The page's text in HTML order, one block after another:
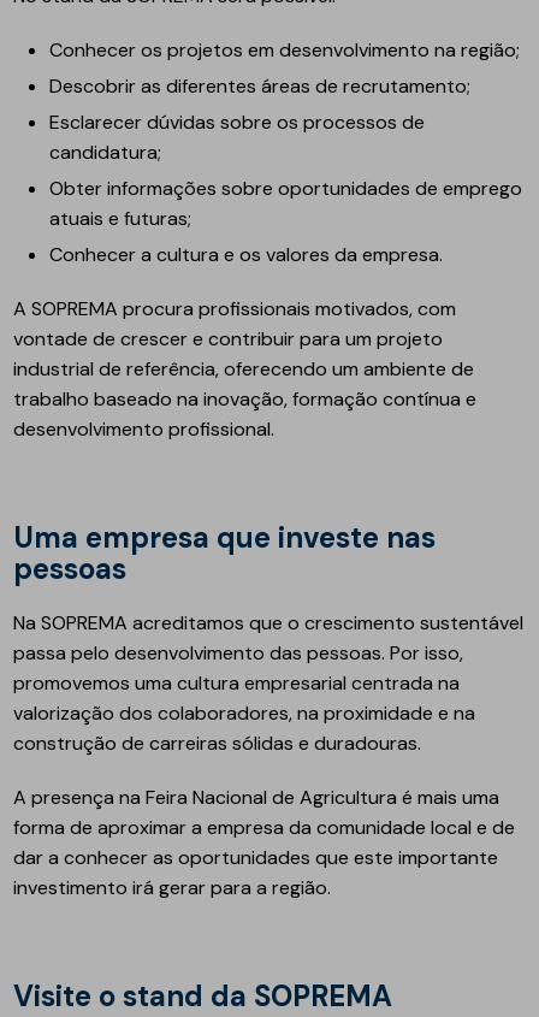
Conhecer os projetos em desenvolvimento na região;
Descobrir as diferentes áreas de recrutamento;
Esclarecer dúvidas sobre os processos de
candidatura;
Obter informações sobre oportunidades de emprego
atuais e futuras;
Conhecer a cultura e os valores da empresa.
A SOPREMA procura profissionais motivados, com
vontade de crescer e contribuir para um projeto
industrial de referência, oferecendo um ambiente de
trabalho baseado na inovação, formação contínua e
desenvolvimento profissional.
Uma empresa que investe nas
pessoas
Na SOPREMA acreditamos que o crescimento sustentável
passa pelo desenvolvimento das pessoas. Por isso,
promovemos uma cultura empresarial centrada na
valorização dos colaboradores, na proximidade e na
construção de carreiras sólidas e duradouras.
A presença na Feira Nacional de Agricultura é mais uma
forma de aproximar a empresa da comunidade local e de
dar a conhecer as oportunidades que este importante
investimento irá gerar para a região.
Visite o stand da SOPREMA